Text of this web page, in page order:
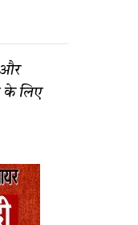
और
के लिए